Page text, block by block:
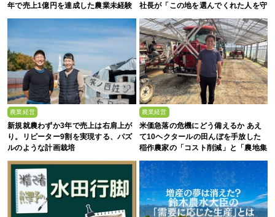
年で売上1億円を達成した農業未経験
の若者たち
社長が「この地を選んでくれた人を守
る」と誓った日
農業経営
新規就農わずか3年で売上は右肩上が
り。リピーター9割を実現する、パズ
ルのような計画栽培
農業経営
米価急落の危機にどう備えるか あえ
て10ヘクタールの田んぼを手放した
稲作農家の「コスト削減」と「農地集
約」